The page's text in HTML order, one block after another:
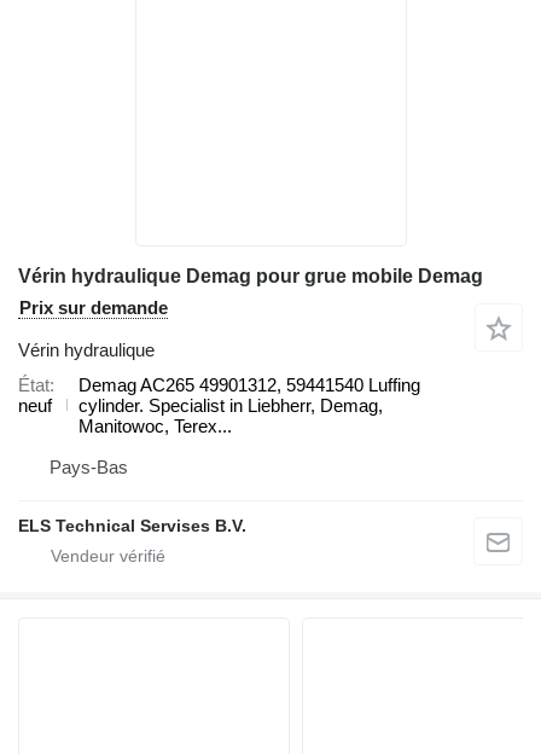
Vérin hydraulique Demag pour grue mobile Demag
Prix sur demande
Vérin hydraulique
État
neuf
Demag AC265 49901312, 59441540 Luffing
cylinder. Specialist in Liebherr, Demag,
Manitowoc, Terex...
Pays-Bas
ELS Technical Servises B.V.